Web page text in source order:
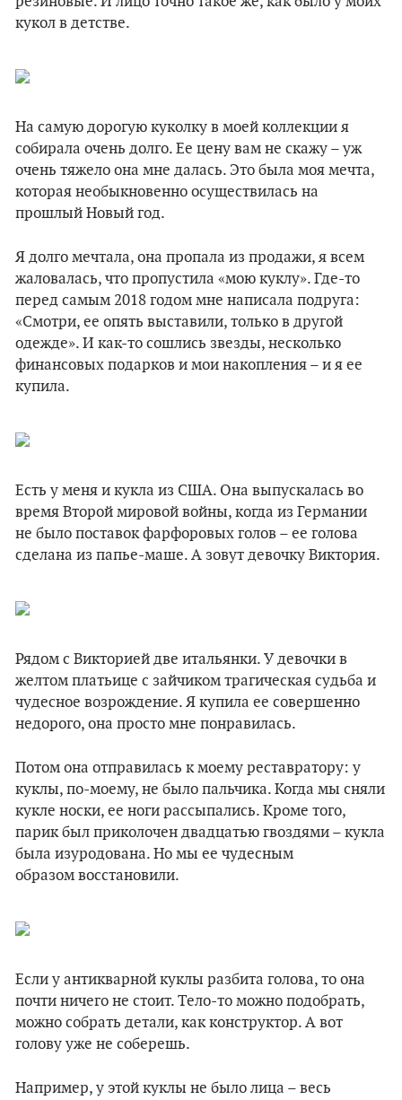
кукол в детстве.
На самую дорогую куколку в моей коллекции я
собирала очень долго. Ее цену вам не скажу – уж
очень тяжело она мне далась. Это была моя мечта,
которая необыкновенно осуществилась на
прошлый Новый год.
Я долго мечтала, она пропала из продажи, я всем
жаловалась, что пропустила «мою куклу». Где-то
перед самым 2018 годом мне написала подруга:
«Смотри, ее опять выставили, только в другой
одежде». И как-то сошлись звезды, несколько
финансовых подарков и мои накопления – и я ее
купила.
Есть у меня и кукла из США. Она выпускалась во
время Второй мировой войны, когда из Германии
не было поставок фарфоровых голов – ее голова
сделана из папье-маше. А зовут девочку Виктория.
Рядом с Викторией две итальянки. У девочки в
желтом платьице с зайчиком трагическая судьба и
чудесное возрождение. Я купила ее совершенно
недорого, она просто мне понравилась.
Потом она отправилась к моему реставратору: у
куклы, по-моему, не было пальчика. Когда мы сняли
кукле носки, ее ноги рассыпались. Кроме того,
парик был приколочен двадцатью гвоздями – кукла
была изуродована. Но мы ее чудесным
образом восстановили.
Если у антикварной куклы разбита голова, то она
почти ничего не стоит. Тело-то можно подобрать,
можно собрать детали, как конструктор. А вот
голову уже не соберешь.
Например, у этой куклы не было лица – весь